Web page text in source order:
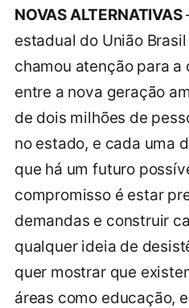
NOVAS ALTERNATIVAS
estadual do União
chamou atenção para
entre a nova geração
de dois milhões de
no estado, e cada uma
que há um futuro
compromisso é estar
demandas e construir
qualquer ideia de
quer mostrar que
áreas como educação,